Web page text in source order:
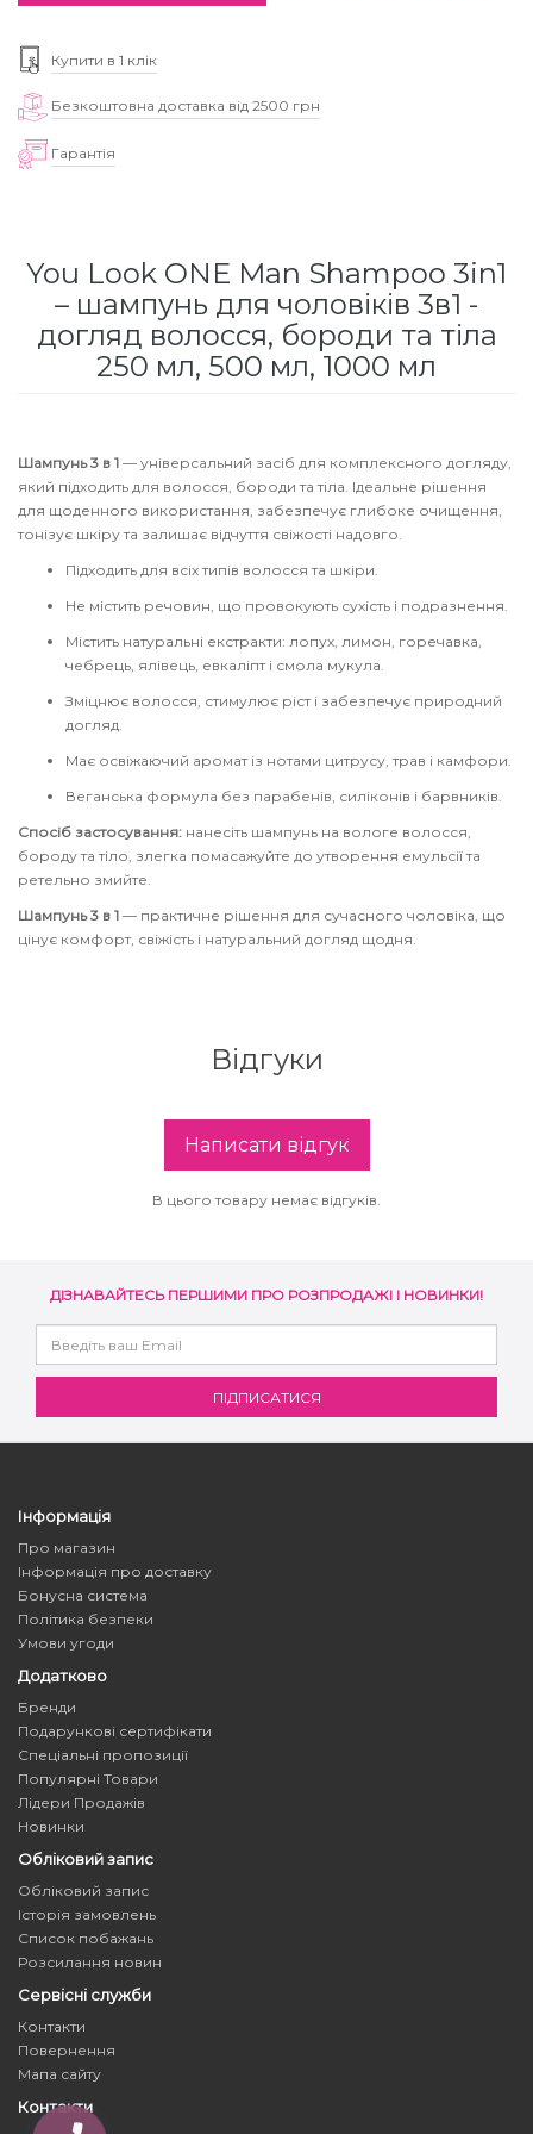
Купити в 1 клік
Безкоштовна доставка від 2500 грн
Гарантія
You Look ONE Man Shampoo 3in1
– шампунь для чоловіків 3в1 -
догляд волосся, бороди та тіла
250 мл, 500 мл, 1000 мл
Шампунь 3 в 1 — універсальний засіб для комплексного догляду,
який підходить для волосся, бороди та тіла. Ідеальне рішення
для щоденного використання, забезпечує глибоке очищення,
тонізує шкіру та залишає відчуття свіжості надовго.
Підходить для всіх типів волосся та шкіри.
Не містить речовин, що провокують сухість і подразнення.
Містить натуральні екстракти: лопух, лимон, горечавка,
чебрець, ялівець, евкаліпт і смола мукула.
Зміцнює волосся, стимулює ріст і забезпечує природний
догляд.
Має освіжаючий аромат із нотами цитрусу, трав і камфори.
Веганська формула без парабенів, силіконів і барвників.
Спосіб застосування: нанесіть шампунь на вологе волосся,
бороду та тіло, злегка помасажуйте до утворення емульсії та
ретельно змийте.
Шампунь 3 в 1 — практичне рішення для сучасного чоловіка, що
цінує комфорт, свіжість і натуральний догляд щодня.
Відгуки
Написати відгук
В цього товару немає відгуків.
ДІЗНАВАЙТЕСЬ ПЕРШИМИ ПРО РОЗПРОДАЖІ І НОВИНКИ!
Інформація
Про магазин
Інформація про доставку
Бонусна система
Політика безпеки
Умови угоди
Додатково
Бренди
Подарункові сертифікати
Спеціальні пропозиції
Популярні Товари
Лідери Продажів
Новинки
Обліковий запис
Обліковий запис
Історія замовлень
Список побажань
Розсилання новин
Сервісні служби
Контакти
Повернення
Мапа сайту
Контакти
Сироватка, флюїд для волосся
Шампунь для волосся
Subtil Color Lab Instant Detox - Серія детокс
для шкіри голови
Subtil Color Lab Maitrise Parfaite – Серія для
Серія для відновлення волосся
Subtil Color Lab Volume Intense – Серія для
об'єму тонкого волосся
догляд
Subtil Design Lab - Серія для максимального
збереження кольору волосся
Subtil Global Lift - Глибоке відновлення
Subtil Man XY - Серія для чоловіків: для
догляду та укладання
Subtil Retouch Lab - захист кольору волосся
Laboratoire Ducastel Subtil Blond
волосся
Schwarzkopf Professional
Selective Professional
Subrina Professional
Subtil
Termix
Tico Professional
You Look Glamour
You Look Professional